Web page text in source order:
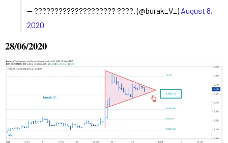
— ???????????????????? ????. (@burak_V_) August 8,
2020
28/06/2020